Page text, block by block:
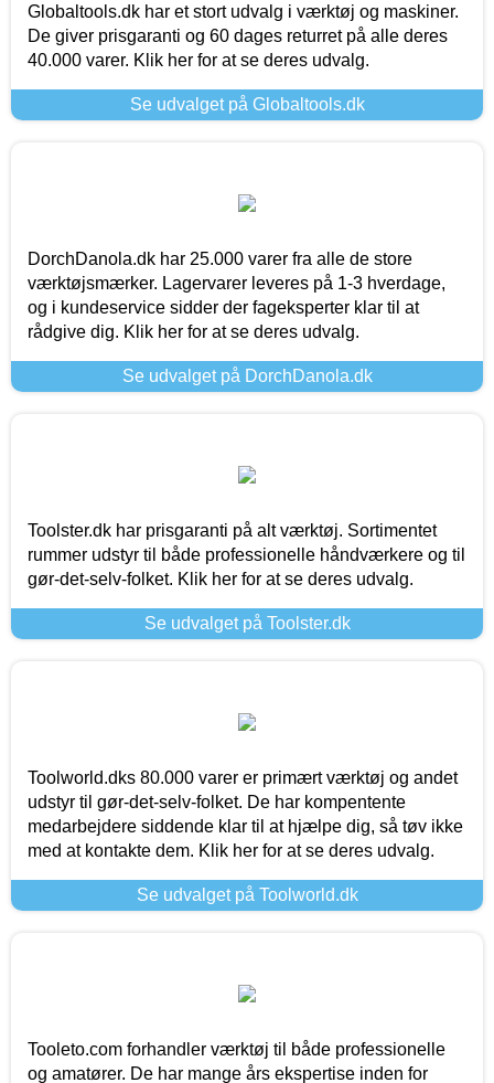
Globaltools.dk har et stort udvalg i værktøj og maskiner.
De giver prisgaranti og 60 dages returret på alle deres
40.000 varer. Klik her for at se deres udvalg.
Se udvalget på Globaltools.dk
DorchDanola.dk har 25.000 varer fra alle de store
værktøjsmærker. Lagervarer leveres på 1-3 hverdage,
og i kundeservice sidder der fageksperter klar til at
rådgive dig. Klik her for at se deres udvalg.
Se udvalget på DorchDanola.dk
Toolster.dk har prisgaranti på alt værktøj. Sortimentet
rummer udstyr til både professionelle håndværkere og til
gør-det-selv-folket. Klik her for at se deres udvalg.
Se udvalget på Toolster.dk
Toolworld.dks 80.000 varer er primært værktøj og andet
udstyr til gør-det-selv-folket. De har kompentente
medarbejdere siddende klar til at hjælpe dig, så tøv ikke
med at kontakte dem. Klik her for at se deres udvalg.
Se udvalget på Toolworld.dk
Tooleto.com forhandler værktøj til både professionelle
og amatører. De har mange års ekspertise inden for